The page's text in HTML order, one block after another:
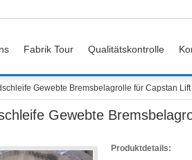
Fabrik Tour Qualitätskontrolle
Gewebte Bremsbelagrolle für Capstan
Gewebte
Produktdetails: